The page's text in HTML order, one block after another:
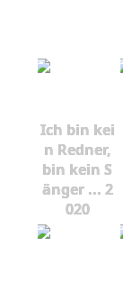
Ich bin kei
n Redner,
bin kein S
änger ... 2
020